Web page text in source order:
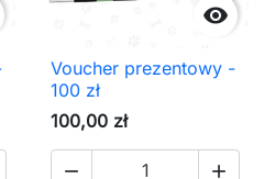

Voucher prezentowy -
100 zł
100,00 zł
 